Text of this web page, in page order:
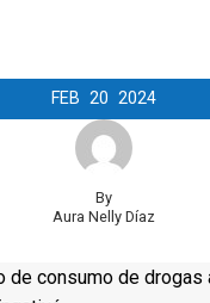
FEB 20 2024
By
Aura Nelly Díaz